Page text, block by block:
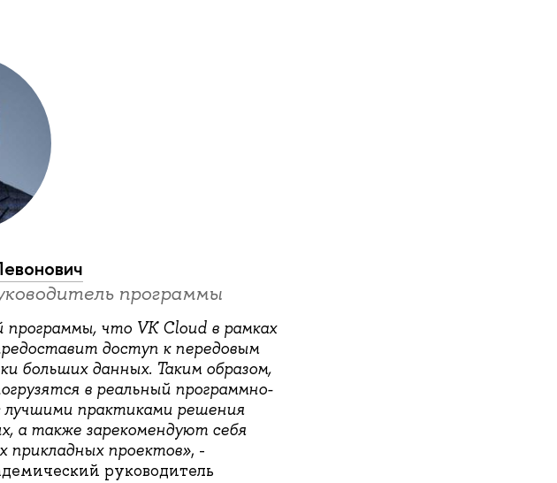
программы
что VK Cloud в рамках
доступ к передовым
больших данных. Таким образом,
в реальный программно-
практиками решения
а также зарекомендуют себя
прикладных проектов», -
руководитель